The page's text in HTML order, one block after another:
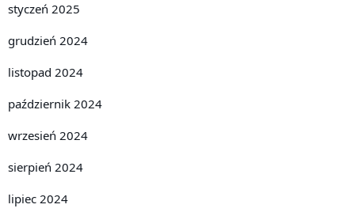
styczeń 2025
grudzień 2024
listopad 2024
październik 2024
wrzesień 2024
sierpień 2024
lipiec 2024